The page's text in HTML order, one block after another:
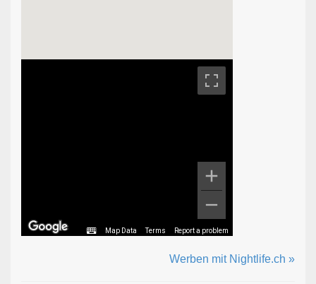
Map Data Terms Report a problem
Werben mit Nightlife.ch »